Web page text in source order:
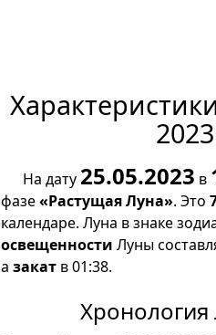
На дату 25.05.2023 в
фазе«Растущая Луна». Это
календаре. Луна в знаке
освещенности Луны
а закат в 01:38.